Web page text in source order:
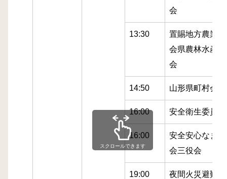
会
13:30
置賜地方農業
会県農林水産
会
14:50 山形県町村会
16:00 安全衛生委員会
16:00
安全安心なま
会三役会
19:00 夜間火災避難
スクロールできます